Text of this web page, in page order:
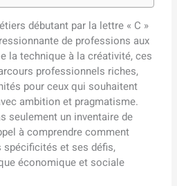
débutant par la lettre « C »
de professions aux
la technique à la créativité, ces
professionnels riches,
pour ceux qui souhaitent
ambition et pragmatisme.
seulement un inventaire de
à comprendre comment
spécificités et ses défis,
économique et sociale